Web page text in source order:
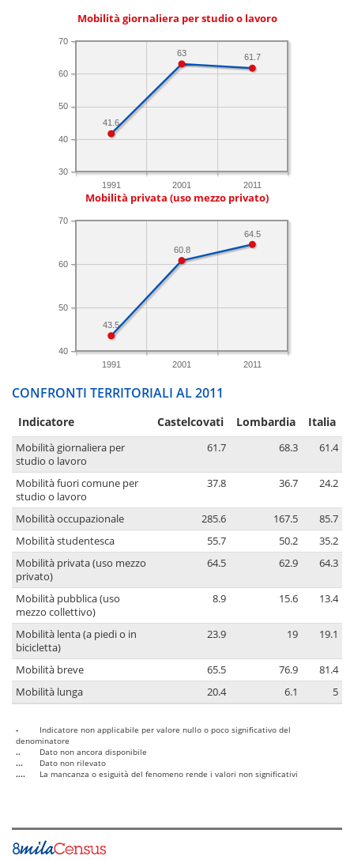
Mobilità giornaliera per studio o lavoro
1991 2001 2011
30
40
50
60
70
61.7
63
41.6
Mobilità privata (uso mezzo privato)
1991 2001 2011
40
50
60
70
64.5
60.8
43.5
CONFRONTI TERRITORIALI AL 2011
Indicatore Castelcovati Lombardia Italia
Mobilità giornaliera per
studio o lavoro
61.7 68.3 61.4
Mobilità fuori comune per
studio o lavoro
37.8 36.7 24.2
Mobilità occupazionale 285.6 167.5
85.7
Mobilità studentesca
55.7 50.2
35.2
Mobilità privata (uso mezzo
privato)
64.5 62.9 64.3
Mobilità pubblica (uso
mezzo collettivo)
8.9 15.6 13.4
Mobilità lenta (a piedi o in
bicicletta)
23.9 19 19.1
Mobilità breve 65.5 76.9
81.4
Mobilità lunga
20.4 6.1 5
-
Indicatore non applicabile per valore nullo o poco significativo del
denominatore
..
Dato non ancora disponibile
...
Dato non rilevato
....
La mancanza o esiguità del fenomeno rende i valori non significativi